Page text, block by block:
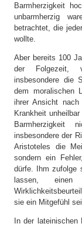
Barmherzigkeit
unbarmherzig
betrachtet, die
wollte.
Aber bereits 100
der Folgezeit,
insbesondere die
dem moralischen
ihrer Ansicht
Krankheit
Barmherzigkeit
insbesondere der
Aristoteles die
sondern ein
dürfe. Ihm zufolge
lassen,
sie ein Mitgefühl
In der